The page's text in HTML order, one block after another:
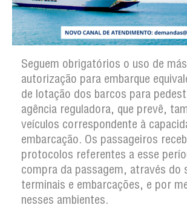
Seguem obrigatórios o uso de
autorização para embarque
de lotação dos barcos para
agência reguladora, que prevê,
veículos correspondente à
embarcação. Os passageiros
protocolos referentes a esse
compra da passagem, através
terminais e embarcações, e por
nesses ambientes.